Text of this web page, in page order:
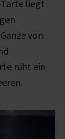
liegt
von
ruht ein